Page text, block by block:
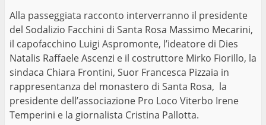
Alla passeggiata racconto interverranno il presidente
del Sodalizio Facchini di Santa Rosa Massimo Mecarini,
il capofacchino Luigi Aspromonte, l’ideatore di Dies
Natalis Raffaele Ascenzi e il costruttore Mirko Fiorillo, la
sindaca Chiara Frontini, Suor Francesca Pizzaia in
rappresentanza del monastero di Santa Rosa, la
presidente dell’associazione Pro Loco Viterbo Irene
Temperini e la giornalista Cristina Pallotta.